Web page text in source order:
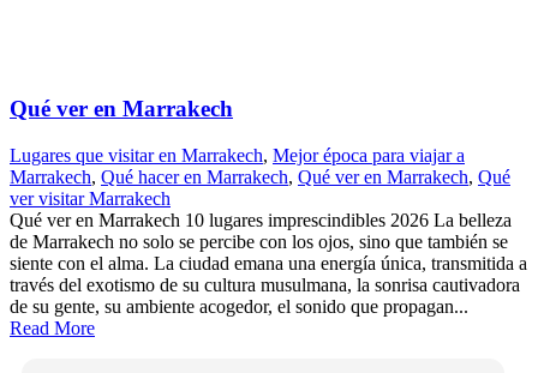
Qué ver en Marrakech
Lugares que visitar en Marrakech, Mejor época para viajar a
Marrakech, Qué hacer en Marrakech, Qué ver en Marrakech, Qué
ver visitar Marrakech
Qué ver en Marrakech 10 lugares imprescindibles 2026 La belleza
de Marrakech no solo se percibe con los ojos, sino que también se
siente con el alma. La ciudad emana una energía única, transmitida a
través del exotismo de su cultura musulmana, la sonrisa cautivadora
de su gente, su ambiente acogedor, el sonido que propagan...
Read More